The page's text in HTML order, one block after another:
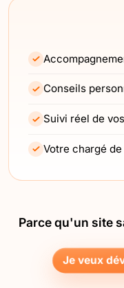
Conseils
Suivi réel de
Votre chargé
Parce qu'un site
Je veux